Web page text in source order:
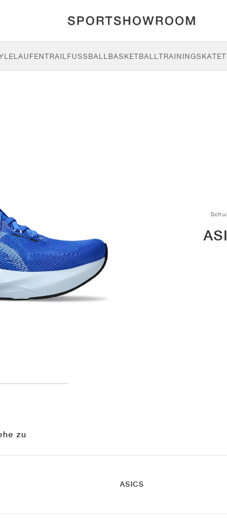
LAUFENTRAILFUSSBALL BASKETBALLTRAININGSKATE
zu
ASICS